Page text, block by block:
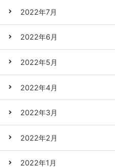
2022年7月
2022年6月
2022年5月
2022年4月
2022年3月
2022年2月
2022年1月